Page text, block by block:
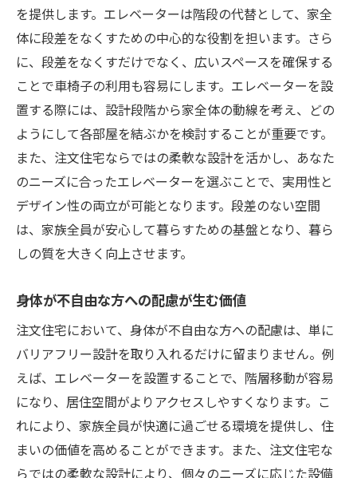
を提供します。エレベーターは階段の代替として、家全
体に段差をなくすための中心的な役割を担います。さら
に、段差をなくすだけでなく、広いスペースを確保する
ことで車椅子の利用も容易にします。エレベーターを設
置する際には、設計段階から家全体の動線を考え、どの
ようにして各部屋を結ぶかを検討することが重要です。
また、注文住宅ならではの柔軟な設計を活かし、あなた
のニーズに合ったエレベーターを選ぶことで、実用性と
デザイン性の両立が可能となります。段差のない空間
は、家族全員が安心して暮らすための基盤となり、暮ら
しの質を大きく向上させます。
身体が不自由な方への配慮が生む価値
注文住宅において、身体が不自由な方への配慮は、単に
バリアフリー設計を取り入れるだけに留まりません。例
えば、エレベーターを設置することで、階層移動が容易
になり、居住空間がよりアクセスしやすくなります。こ
れにより、家族全員が快適に過ごせる環境を提供し、住
まいの価値を高めることができます。また、注文住宅な
らではの柔軟な設計により、個々のニーズに応じた設備